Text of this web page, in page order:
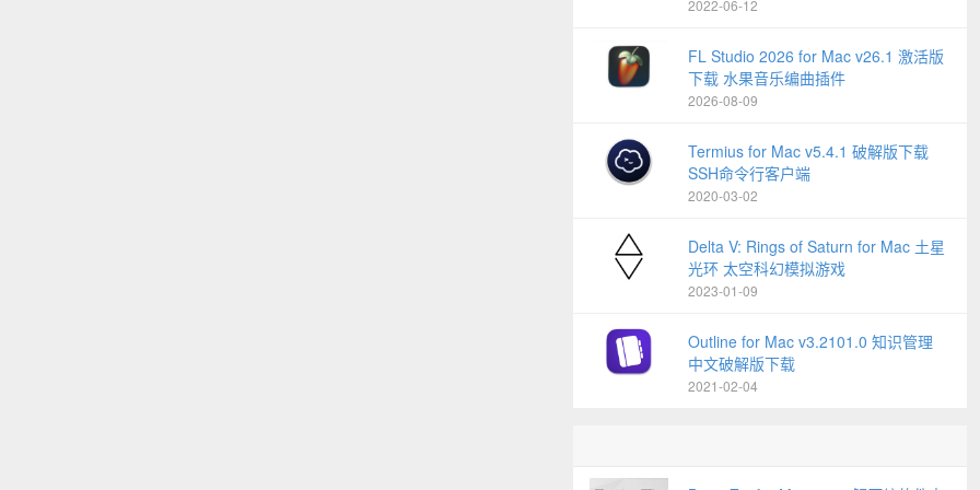
2022-06-12
FL Studio 2026 for Mac v26.1 激活版
下载 水果音乐编曲插件
2026-08-09
Termius for Mac v5.4.1 破解版下载
SSH命令行客户端
2020-03-02
Delta V: Rings of Saturn for Mac 土星
光环 太空科幻模拟游戏
2023-01-09
Outline for Mac v3.2101.0 知识管理
中文破解版下载
2021-02-04